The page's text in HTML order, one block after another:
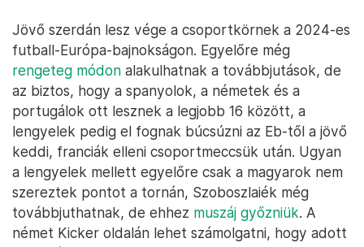
Jövő szerdán lesz vége a csoportkörnek a 2024-es
futball-Európa-bajnokságon. Egyelőre még
rengeteg módon alakulhatnak a továbbjutások, de
az biztos, hogy a spanyolok, a németek és a
portugálok ott lesznek a legjobb 16 között, a
lengyelek pedig el fognak búcsúzni az Eb-től a jövő
keddi, franciák elleni csoportmeccsük után. Ugyan
a lengyelek mellett egyelőre csak a magyarok nem
szereztek pontot a tornán, Szoboszlaiék még
továbbjuthatnak, de ehhez muszáj győzniük. A
német Kicker oldalán lehet számolgatni, hogy adott